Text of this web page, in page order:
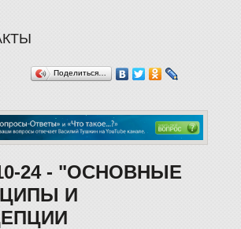
Поделиться…
24 - "ОСНОВНЫЕ
И